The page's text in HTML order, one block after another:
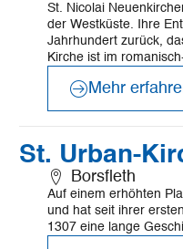
St. Nicolai
der Westküste. Ihre
Jahrhundert zurück,
Kirche ist im
Mehr
St. Urban-
Borsfleth
Auf einem erhöhten
und hat seit ihrer
1307 eine lange
Mehr
erfahren